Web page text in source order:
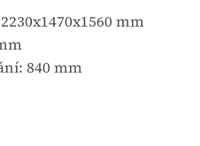
mm
840 mm